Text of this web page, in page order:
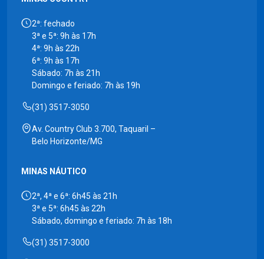
2ª: fechado
3ª e 5ª: 9h às 17h
4ª: 9h às 22h
6ª: 9h às 17h
Sábado: 7h às 21h
Domingo e feriado: 7h às 19h
(31) 3517-3050
Av. Country Club 3.700, Taquaril –
Belo Horizonte/MG
MINAS NÁUTICO
2ª, 4ª e 6ª: 6h45 às 21h
3ª e 5ª: 6h45 às 22h
Sábado, domingo e feriado: 7h às 18h
(31) 3517-3000